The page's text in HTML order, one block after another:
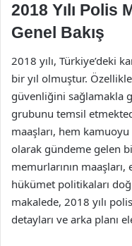
2018 Yılı Polis
Genel Bakış
2018 yılı, Türkiye’deki
bir yıl olmuştur.
güvenliğini sağlamakla
grubunu temsil
maaşları, hem
olarak gündeme gelen
memurlarının
hükümet politikaları
makalede, 2018 yılı
detayları ve arka planı